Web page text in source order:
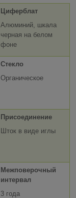
Циферблат
Алюминий, шкала
черная на белом
фоне
Стекло
Органическое
Присоединение
Шток в виде иглы
Межповерочный
интервал
3 года